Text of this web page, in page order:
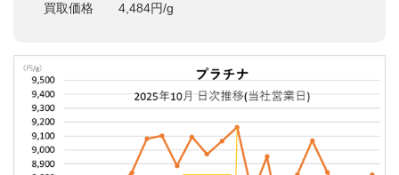
買取価格 4,484円/g